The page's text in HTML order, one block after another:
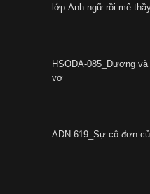
lớp Anh ngữ rồi mê
HSODA-085_Dượng
vợ
ADN-619_Sự cô đơn